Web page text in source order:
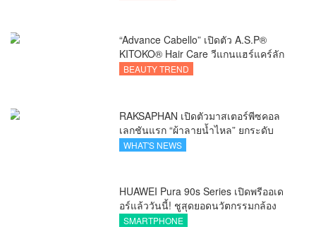
“Advance Cabello” เปิดตัว A.S.P®
KITOKO® Hair Care วีแกนแฮร์แคร์ลัก
ชัวรีจากอังกฤษ ยกระดับการดูแลเส้นผม
BEAUTY TREND
RAKSAPHAN เปิดตัวมาสเตอร์พีซคอล
เลกชันแรก “ผ้าลายน้ำไหล” ยกระดับ
ภูมิปัญญาท้องถิ่นสู่งานศิลป์ระดับสากล
WHAT'S NEWS
HUAWEI Pura 90s Series เปิดพรีออเด
อร์แล้ววันนี้! ชูสุดยอดนวัตกรรมกล้อง
พร้อม AI อัจฉริยะและ 5G Advanced
SMARTPHONE